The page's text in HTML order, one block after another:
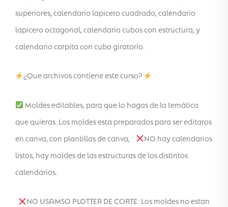
superiores, calendario lapicero cuadrado, calendario
lapicero octagonal, calendario cubos con estructura, y
calendario carpita con cubo giratorio.
¿Que archivos contiene este curso?
Moldes editables, para que lo hagas de la temática
que quieras. Los moldes esta preparados para ser editaros
en canva, con plantillas de canva,
NO hay calendarios
listos, hay moldes de las estructuras de los distintos
calendarios.
NO USAMSO PLOTTER DE CORTE: Los moldes no estan